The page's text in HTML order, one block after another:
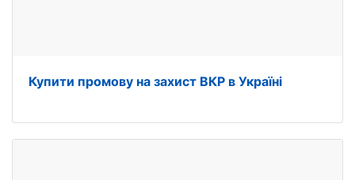
Купити промову на захист ВКР в Україні